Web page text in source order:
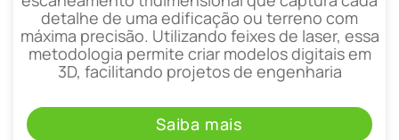
detalhe de uma edificação ou terreno com
máxima precisão. Utilizando feixes de laser, essa
metodologia permite criar modelos digitais em
3D, facilitando projetos de engenharia
Saiba mais